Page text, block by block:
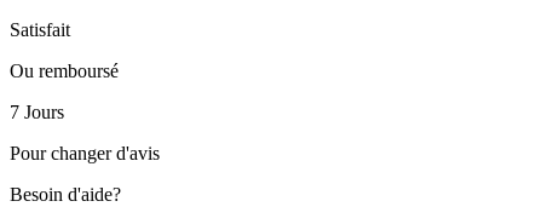
Satisfait
Ou remboursé
7 Jours
Pour changer d'avis
Besoin d'aide?